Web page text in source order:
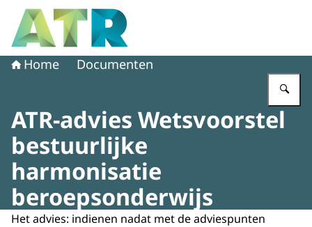
Naar de homepage van Adviescollege toetsing regeldruk
Home Documenten
ATR-advies Wetsvoorstel
bestuurlijke
harmonisatie
beroepsonderwijs
Het advies: indienen nadat met de adviespunten